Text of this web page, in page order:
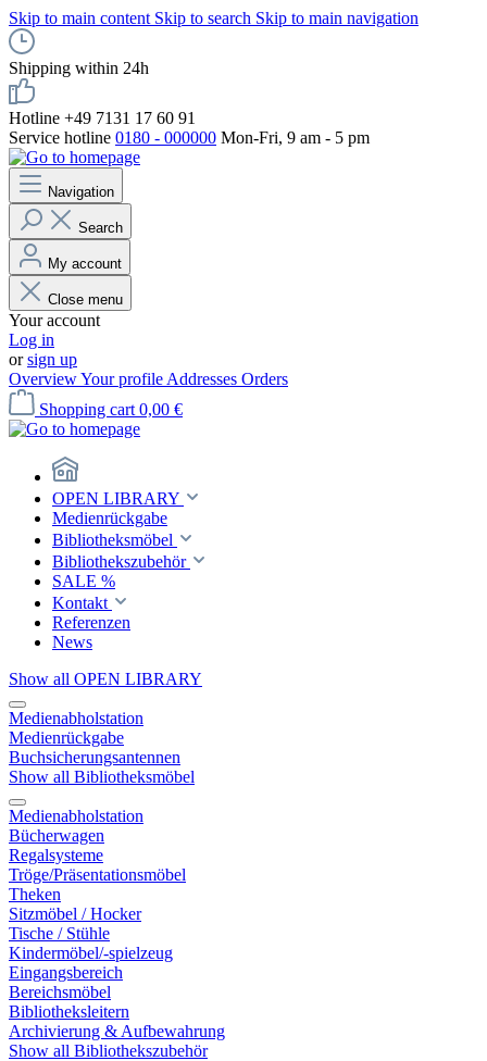
Skip to main content Skip to search Skip to main navigation
Shipping within 24h
Hotline +49 7131 17 60 91
Service hotline 0180 - 000000 Mon-Fri, 9 am - 5 pm
Navigation
Search
My account
Close menu
Your account
Log in
orsign up
OverviewYour profile Addresses Orders
Shopping cart 0,00 €
OPEN LIBRARY
Medienrückgabe
Bibliotheksmöbel
Bibliothekszubehör
SALE %
Kontakt
Referenzen
News
Show all OPEN LIBRARY
Medienabholstation
Medienrückgabe
Buchsicherungsantennen
Show all Bibliotheksmöbel
Medienabholstation
Bücherwagen
Regalsysteme
Tröge/Präsentationsmöbel
Theken
Sitzmöbel / Hocker
Tische / Stühle
Kindermöbel/-spielzeug
Eingangsbereich
Bereichsmöbel
Bibliotheksleitern
Archivierung & Aufbewahrung
Show all Bibliothekszubehör